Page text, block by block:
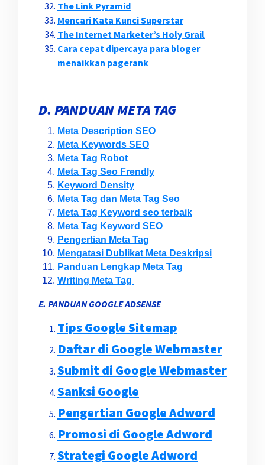
The Link Pyramid
Mencari Kata Kunci Superstar
The Internet Marketer’s Holy Grail
Cara cepat dipercaya para bloger
menaikkan pagerank
D. PANDUAN META TAG
Meta Description SEO
Meta Keywords SEO
Meta Tag Robot
Meta Tag Seo Frendly
Keyword Density
Meta Tag dan Meta Tag Seo
Meta Tag Keyword seo terbaik
Meta Tag Keyword SEO
Pengertian Meta Tag
Mengatasi Dublikat Meta Deskripsi
Panduan Lengkap Meta Tag
Writing Meta Tag
E. PANDUAN GOOGLE ADSENSE
Tips Google Sitemap
Daftar di Google Webmaster
Submit di Google Webmaster
Sanksi Google
Pengertian Google Adword
Promosi di Google Adword
Strategi Google Adword